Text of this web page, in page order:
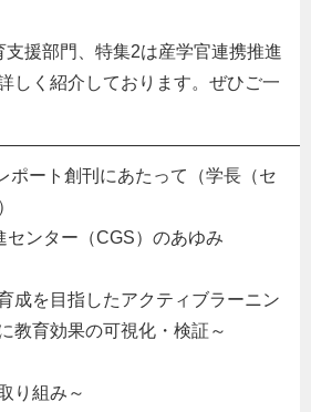
援部門、特集2は産学官連携推進
しく紹介しております。ぜひご一
ポート創刊にあたって（学長（セ
センター（CGS）のあゆみ
成を目指したアクティブラーニン
教育効果の可視化・検証～
り組み～